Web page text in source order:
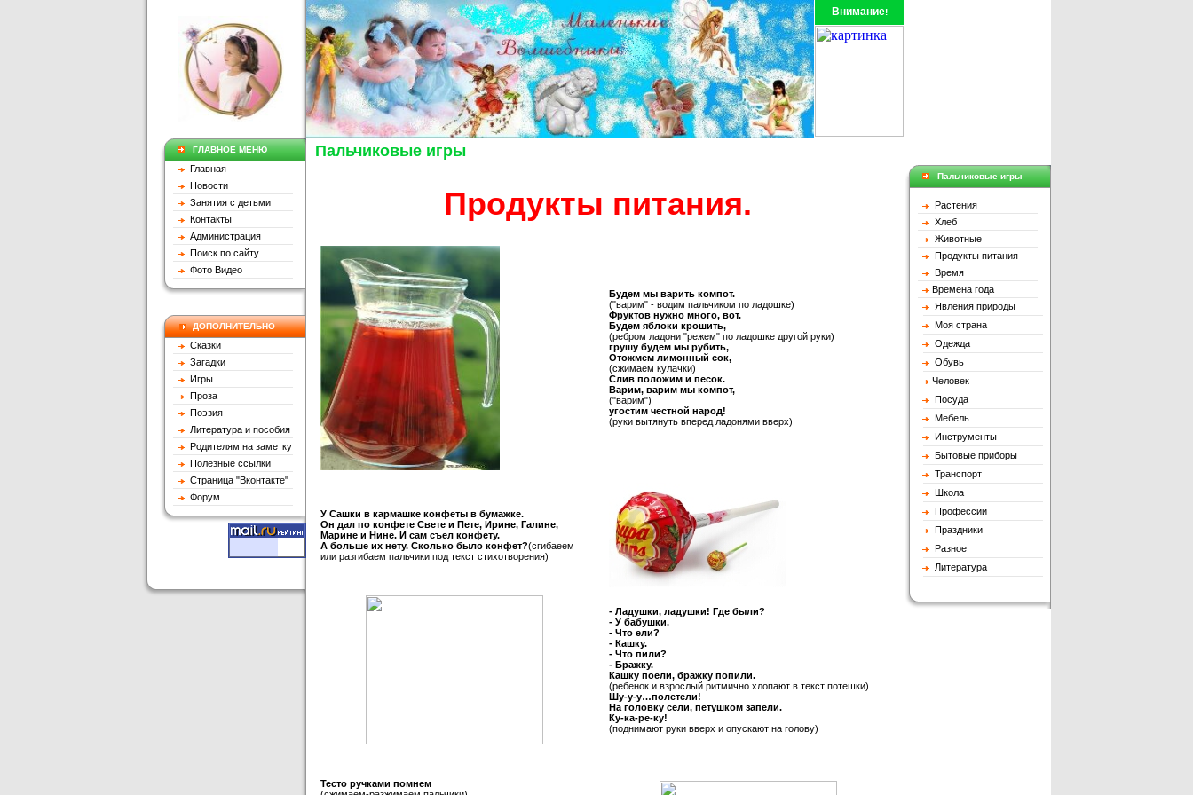
ГЛАВНОЕ МЕНЮ
Главная
Новости
Занятия с детьми
Контакты
Администрация
Поиск по сайту
Фото Видео
ДОПОЛНИТЕЛЬНО
Сказки
Загадки
Игры
Проза
Поэзия
Литература и пособия
Родителям на заметку
Полезные ссылки
Страница "Вконтакте"
Форум
Внимание!
Пальчиковые игры
Пальчиковые игры
Растения
Хлеб
Животные
Продукты питания
Время
Времена годa
Явления природы
Моя страна
Одежда
Обувь
Человек
Посуда
Мебель
Инструменты
Бытовые приборы
Транспорт
Школа
Профессии
Праздники
Разное
Литература
Продукты питания.
Будем мы варить компот.
("варим" - водим пальчиком по ладошке)
Фруктов нужно много, вот.
Будем яблоки крошить,
(ребром ладони "режем" по ладошке другой руки)
грушу будем мы рубить,
Отожмем лимонный сок,
(сжимаем кулачки)
Слив положим и песок.
Варим, варим мы компот,
("варим")
угостим честной народ!
(руки вытянуть вперед ладонями вверх)
У Сашки в кармашке конфеты в бумажке.
Он дал по конфете Свете и Пете, Ирине, Галине,
Марине и Нине. И сам съел конфету.
А больше их нету. Сколько было конфет?(сгибаеем
или разгибаем пальчики под текст стихотворения)
- Ладушки, ладушки! Где были?
- У бабушки.
- Что ели?
- Кашку.
- Что пили?
- Бражку.
Кашку поели, бражку попили.
(ребенок и взрослый ритмично хлопают в текст потешки)
Шу-у-у…полетели!
На головку сели, петушком запели.
Ку-ка-ре-ку!
(поднимают руки вверх и опускают на голову)
Тесто pучками помнем